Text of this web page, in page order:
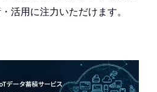
活用に注力いただけます。